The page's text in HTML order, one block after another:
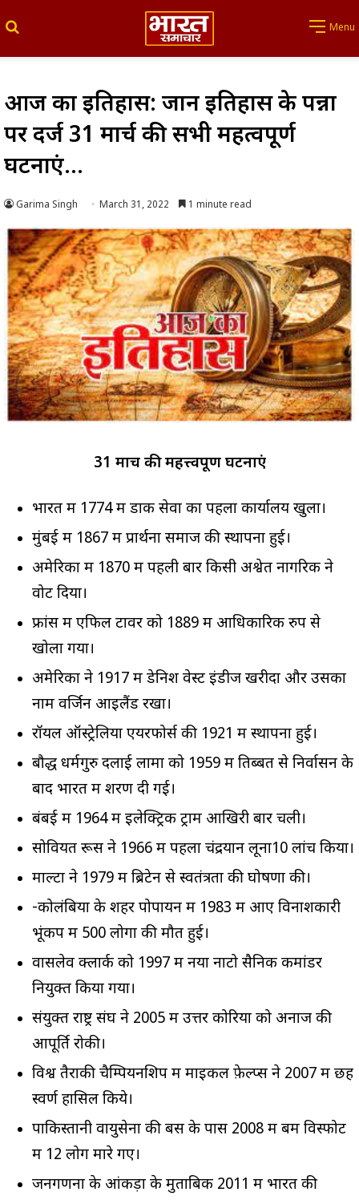
Menu
आज का इतिहास: जानें इतिहास के पन्नों
पर दर्ज 31 मार्च की सभी महत्वपूर्ण
घटनाएं…
Garima Singh March 31, 2022 1 minute read
31 मार्च की महत्त्वपूर्ण घटनाएं
भारत में 1774 में डाक सेवा का पहला कार्यालय खुला।
मुंबई में 1867 में प्रार्थना समाज की स्थापना हुई।
अमेरिका में 1870 में पहली बार किसी अश्वेत नागरिक ने
वोट दिया।
फ्रांस में एफिल टावर को 1889 में आधिकारिक रुप से
खोला गया।
अमेरिका ने 1917 में डेनिश वेस्ट इंडीज खरीदा और उसका
नाम वर्जिन आइलैंड रखा।
रॉयल ऑस्‍ट्रेलिया एयरफोर्स की 1921 में स्‍थापना हुई।
बौद्ध धर्मगुरु दलाई लामा को 1959 में तिब्बत से निर्वासन के
बाद भारत में शरण दी गई।
बंबई में 1964 में इलेक्ट्रिक ट्राम आखिरी बार चली।
सोवियत रूस ने 1966 में पहला चंद्रयान लूना10 लांच किया।
माल्टा ने 1979 में ब्रिटेन से स्वतंत्रता की घोषणा की।
-कोलंबिया के शहर पोपायन में 1983 में आए विनाशकारी
भूंकप में 500 लोगों की मौत हुई।
वासलेव क्लार्क को 1997 में नया नाटो सैनिक कमांडर
नियुक्त किया गया।
संयुक्त राष्ट्र संघ ने 2005 में उत्तर कोरिया को अनाज की
आपूर्ति रोकी।
विश्व तैराकी चैम्पियनशिप में माइकल फ़ेल्प्स ने 2007 में छह
स्वर्ण हासिल किये।
पाकिस्तानी वायुसेना की बस के पास 2008 में बम विस्फोट
में 12 लोग मारे गए।
जनगणना के आंकड़ों के मुताबिक 2011 में भारत की